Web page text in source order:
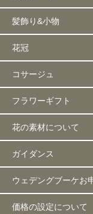
髪飾り&小物
花冠
コサージュ
フラワーギフト
花の素材について
ガイダンス
ウェデングブーケお
価格の設定について